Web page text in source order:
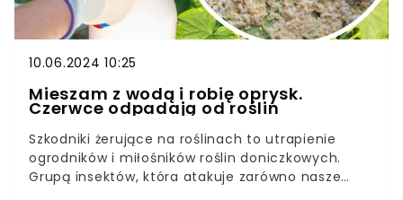
10.06.2024 10:25
Mieszam z wodą i robię oprysk.
Czerwce odpadają od roślin
Szkodniki żerujące na roślinach to utrapienie
ogrodników i miłośników roślin doniczkowych.
Grupą insektów, która atakuje zarówno nasze